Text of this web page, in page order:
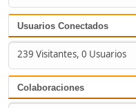
Usuarios Conectados
239 Visitantes, 0 Usuarios
Colaboraciones